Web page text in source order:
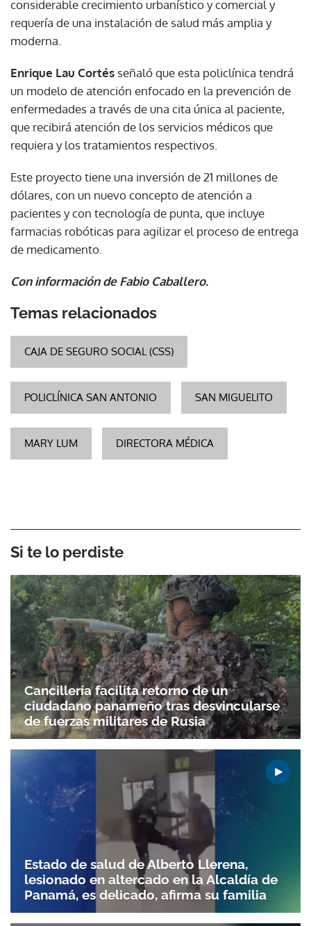
Gracias por suscribirte a nuestro boletín.
considerable crecimiento urbanístico y comercial y
requería de una instalación de salud más amplia y
moderna.
Enrique Lau Cortés señaló que esta policlínica tendrá
un modelo de atención enfocado en la prevención de
enfermedades a través de una cita única al paciente,
que recibirá atención de los servicios médicos que
requiera y los tratamientos respectivos.
Este proyecto tiene una inversión de 21 millones de
dólares, con un nuevo concepto de atención a
pacientes y con tecnología de punta, que incluye
farmacias robóticas para agilizar el proceso de entrega
de medicamento.
Con información de Fabio Caballero.
Temas relacionados
CAJA DE SEGURO SOCIAL (CSS)
POLICLÍNICA SAN ANTONIO SAN MIGUELITO
MARY LUM DIRECTORA MÉDICA
Si te lo perdiste
Cancillería facilita retorno de un
ciudadano panameño tras desvincularse
de fuerzas militares de Rusia
Estado de salud de Alberto Llerena,
lesionado en altercado en la Alcaldía de
Panamá, es delicado, afirma su familia